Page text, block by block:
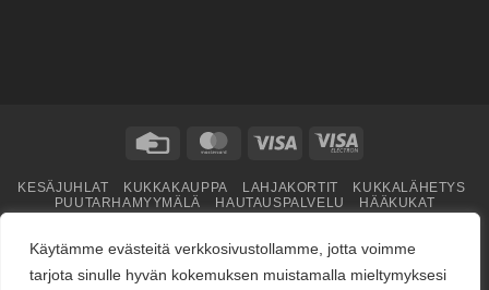
Käytämme evästeitä verkkosivustollamme, jotta voimme
tarjota sinulle hyvän kokemuksen muistamalla mieltymyksesi
Credit
MasterCardVisa
Visa
KESÄJUHLAT KUKKAKAUPPA LAHJAKORTIT
KUKKALÄHETYS
PUUTARHAMYYMÄLÄ
HAUTAUSPALVELU
HÄÄKUKAT
KUKKAKOULU
YRITYSMYYNTI BLOGI ME
Copyright © 2026jarvenpaankukkatalo.fi